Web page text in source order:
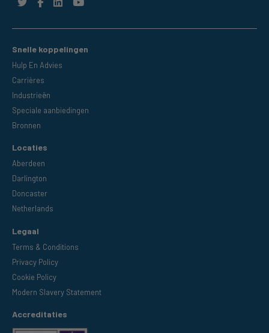
Snelle koppelingen
Hulp En Advies
Carrières
Industrieën
Speciale aanbiedingen
Bronnen
Locaties
Aberdeen
Darlington
Doncaster
Netherlands
Legaal
Terms & Conditions
Privacy Policy
Cookie Policy
Modern Slavery Statement
Accreditaties